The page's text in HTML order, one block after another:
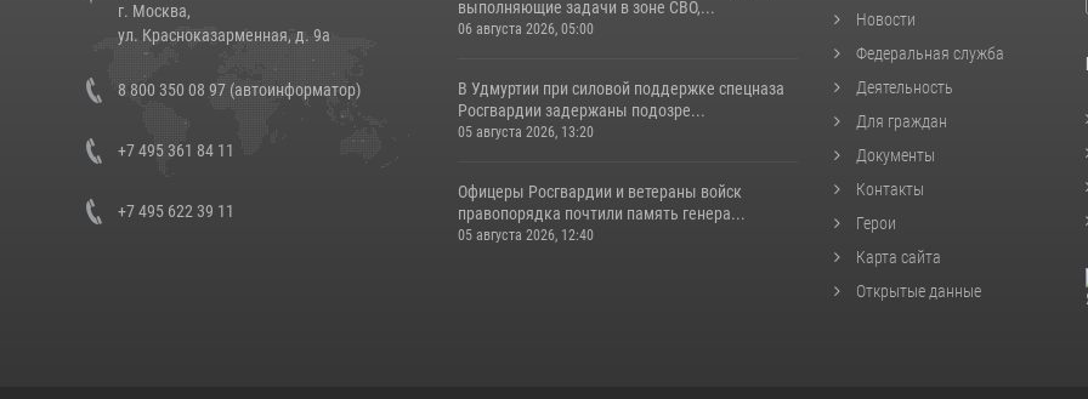
г. Москва,
ул. Красноказарменная, д. 9а
8 800 350 08 97 (автоинформатор)
+7 495 361 84 11
+7 495 622 39 11
выполняющие задачи в зоне СВО,...
06 августа 2026, 05:00
В Удмуртии при силовой поддержке спецназа
Росгвардии задержаны подозре...
05 августа 2026, 13:20
Офицеры Росгвардии и ветераны войск
правопорядка почтили память генера...
05 августа 2026, 12:40
Новости
Федеральная служба
Деятельность
Для граждан
Документы
Контакты
Герои
Карта сайта
Открытые данные